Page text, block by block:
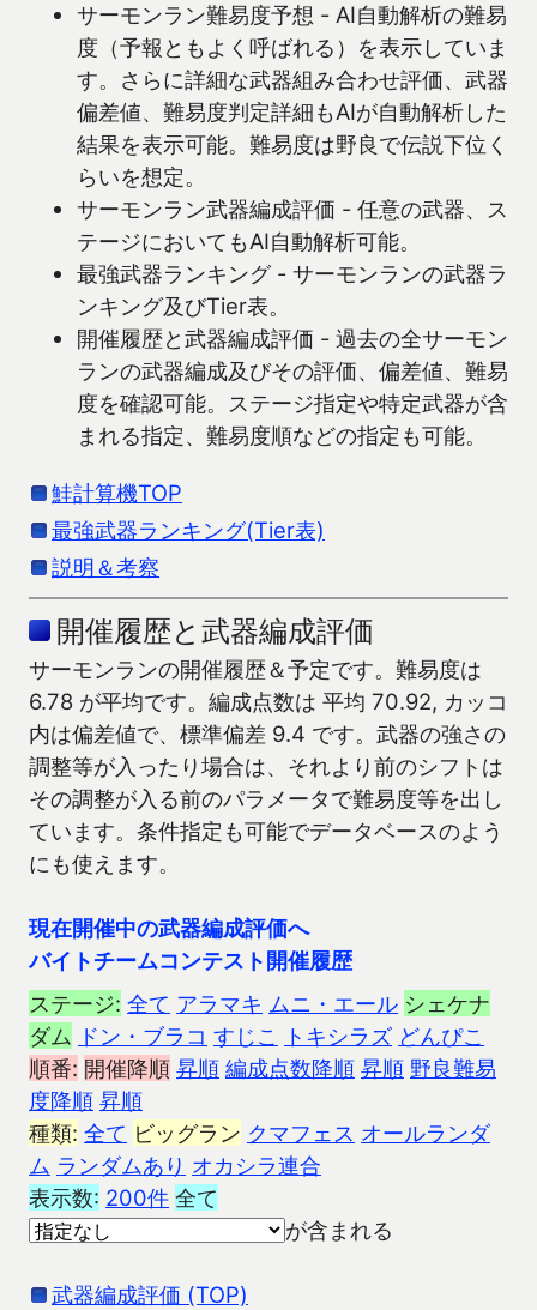
サーモンラン難易度予想 - AI自動解析の難易
度（予報ともよく呼ばれる）を表示していま
す。さらに詳細な武器組み合わせ評価、武器
偏差値、難易度判定詳細もAIが自動解析した
結果を表示可能。難易度は野良で伝説下位く
らいを想定。
サーモンラン武器編成評価 - 任意の武器、ス
テージにおいてもAI自動解析可能。
最強武器ランキング - サーモンランの武器ラ
ンキング及びTier表。
開催履歴と武器編成評価 - 過去の全サーモン
ランの武器編成及びその評価、偏差値、難易
度を確認可能。ステージ指定や特定武器が含
まれる指定、難易度順などの指定も可能。
鮭計算機TOP
最強武器ランキング(Tier表)
説明＆考察
開催履歴と武器編成評価
サーモンランの開催履歴＆予定です。難易度は
6.78 が平均です。編成点数は 平均 70.92, カッコ
内は偏差値で、標準偏差 9.4 です。武器の強さの
調整等が入ったり場合は、それより前のシフトは
その調整が入る前のパラメータで難易度等を出し
ています。条件指定も可能でデータベースのよう
にも使えます。
現在開催中の武器編成評価へ
バイトチームコンテスト開催履歴
ステージ: 全て アラマキ ムニ・エール シェケナ
ダム ドン・ブラコ すじこ トキシラズ どんぴこ
順番: 開催降順 昇順 編成点数降順 昇順 野良難易
度降順 昇順
種類: 全て ビッグラン クマフェス オールランダ
ム ランダムあり オカシラ連合
表示数: 200件 全て
が含まれる
武器編成評価 (TOP)